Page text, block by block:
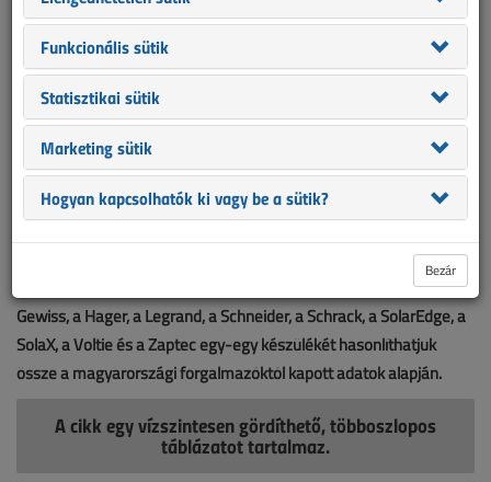
Táblázatunkban tizenkét gyártó, az ABB, a Circontrol, a Fronius, a
Gewiss, a Hager, a Legrand, a Schneider, a Schrack, a SolarEdge, a
SolaX, a Voltie és a Zaptec egy-egy készülékét hasonlíthatjuk
össze a magyarországi forgalmazóktól kapott adatok alapján.
A cikk egy vízszintesen gördíthető, többoszlopos
táblázatot tartalmaz.
Funkcionális sütik
Statisztikai sütik
Marketing sütik
Hogyan kapcsolhatók ki vagy be a sütik?
Bezár